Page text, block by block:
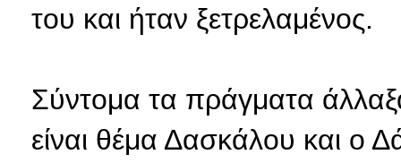
του και ήταν ξετρελαμένος.
Σύντομα τα πράγματα
είναι θέμα Δασκάλου και ο